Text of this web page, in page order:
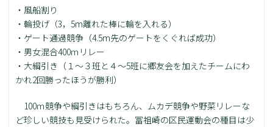
・風船割り
・輪投げ（3，5m離れた棒に輪を入れる）
・ゲート通過競争（4.5m先のゲートをくぐれば成功）
・男女混合400ｍリレー
・大綱引き（１～３班と４～5班に郷友会を加えたチームにわ
かれ2回勝ったほうが勝利）
100ｍ競争や綱引きはもちろん、ムカデ競争や野菜リレーな
ど珍しい競技も見受けられた。冨祖崎の区民運動会の種目は少